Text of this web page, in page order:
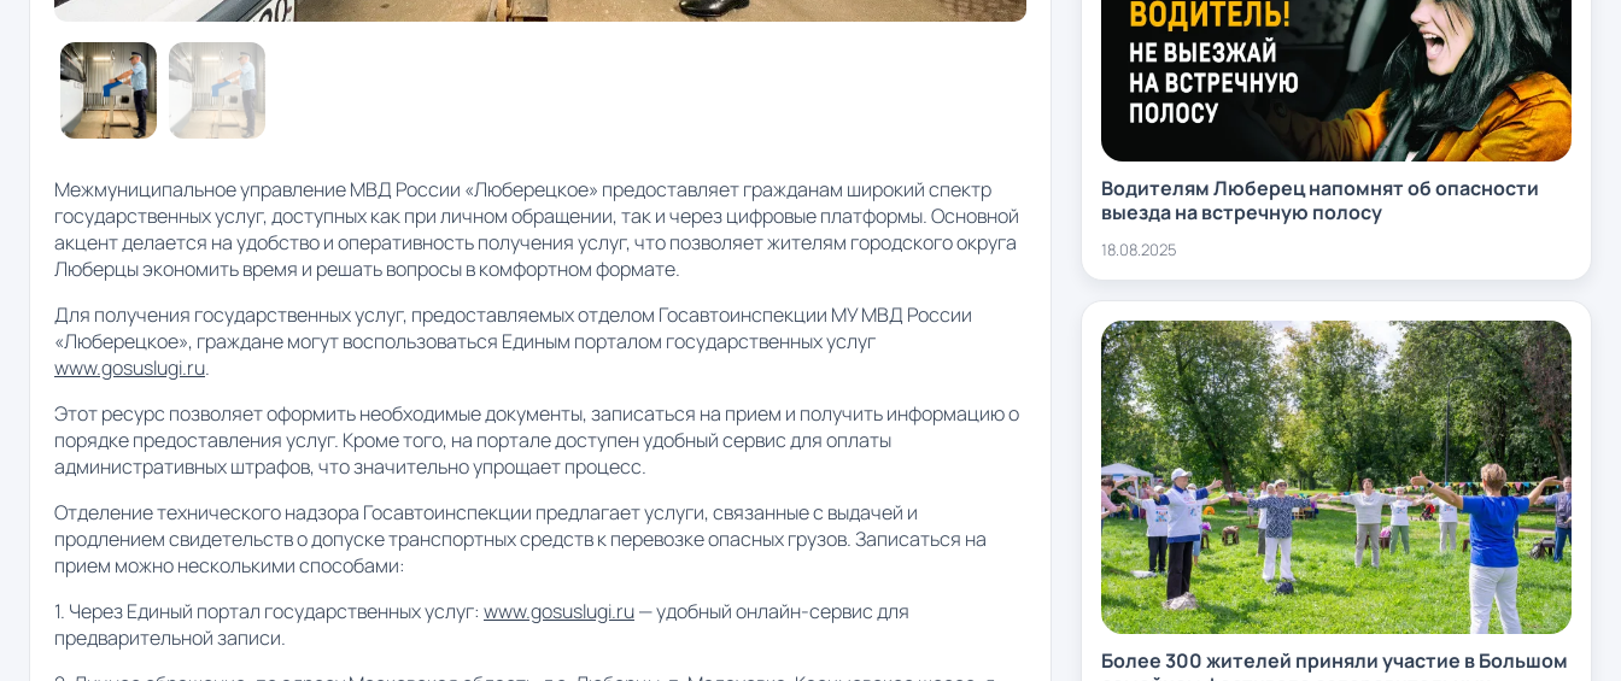
Межмуниципальное управление МВД России «Люберецкое» предоставляет гражданам широкий спектр
государственных услуг, доступных как при личном обращении, так и через цифровые платформы. Основной
акцент делается на удобство и оперативность получения услуг, что позволяет жителям городского округа
Люберцы экономить время и решать вопросы в комфортном формате.
Для получения государственных услуг, предоставляемых отделом Госавтоинспекции МУ МВД России
«Люберецкое», граждане могут воспользоваться Единым порталом государственных услуг
www.gosuslugi.ru.
Этот ресурс позволяет оформить необходимые документы, записаться на прием и получить информацию о
порядке предоставления услуг. Кроме того, на портале доступен удобный сервис для оплаты
административных штрафов, что значительно упрощает процесс.
Отделение технического надзора Госавтоинспекции предлагает услуги, связанные с выдачей и
продлением свидетельств о допуске транспортных средств к перевозке опасных грузов. Записаться на
прием можно несколькими способами:
1. Через Единый портал государственных услуг: www.gosuslugi.ru— удобный онлайн-сервис для
предварительной записи.
Водителям Люберец напомнят об опасности
выезда на встречную полосу
18.08.2025
Более 300 жителей приняли участие в Большом